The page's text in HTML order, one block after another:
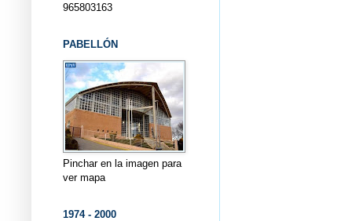
965803163
PABELLÓN
Pinchar en la imagen para
ver mapa
1974 - 2000